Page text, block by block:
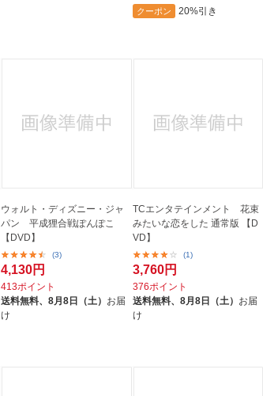
クーポン 20%引き
ウォルト・ディズニー・ジャ
パン 平成狸合戦ぽんぽこ
【DVD】
(3)
4,130円
413ポイント
送料無料、8月8日（土） お届
け
TCエンタテインメント 花束
みたいな恋をした 通常版 【D
VD】
(1)
3,760円
376ポイント
送料無料、 8月8日（土） お届
け